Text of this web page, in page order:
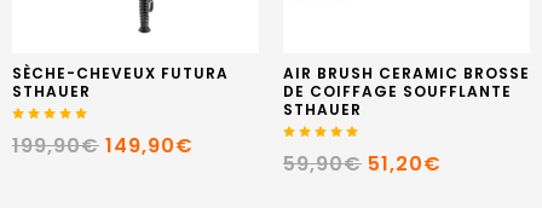
SÈCHE-CHEVEUX FUTURA
STHAUER
199,90€ 149,90€
AIR BRUSH CERAMIC BROSSE
DE COIFFAGE SOUFFLANTE
STHAUER
59,90€ 51,20€